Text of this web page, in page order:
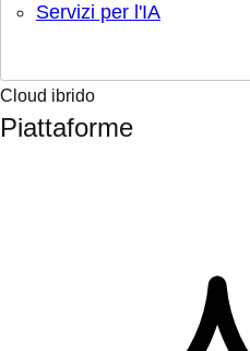
Servizi per l'IA
Cloud ibrido
Piattaforme